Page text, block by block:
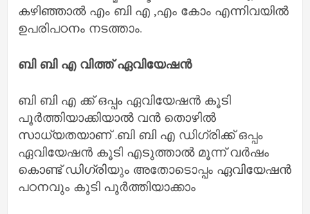
കഴിഞ്ഞാൽ എം ബി എ ,എം കോം എന്നിവയിൽ
ഉപരിപഠനം നടത്താം.
ബി ബി എ വിത്ത് ഏവിയേഷൻ
ബി ബി എ ക്ക് ഒപ്പം ഏവിയേഷൻ കൂടി
പൂർത്തിയാക്കിയാൽ വൻ തൊഴിൽ
സാധ്യതയാണ് .ബി ബി എ ഡിഗ്രിക്ക് ഒപ്പം
ഏവിയേഷൻ കൂടി എടുത്താൽ മൂന്ന് വർഷം
കൊണ്ട് ഡിഗ്രിയും അതോടൊപ്പം ഏവിയേഷൻ
പഠനവും കൂടി പൂർത്തിയാക്കാം